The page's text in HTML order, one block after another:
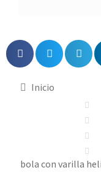
Inicio
bola con varilla